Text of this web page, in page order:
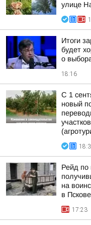
улице
Итоги
будет
о
18:16
С 1
новый
Рейд по
на
в Пскове
17:23